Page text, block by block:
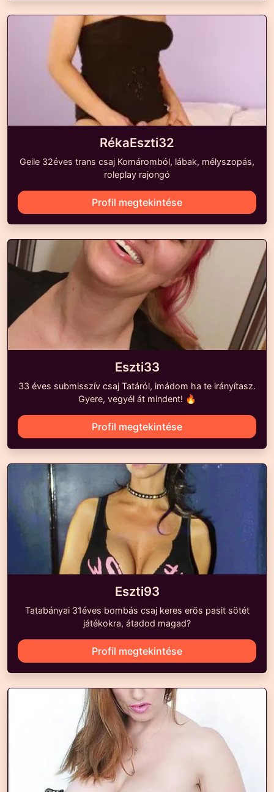
RékaEszti32
Geile 32éves trans csaj Komáromból, lábak, mélyszopás,
roleplay rajongó
Profil megtekintése
Eszti33
33 éves submisszív csaj Tatáról, imádom ha te irányítasz.
Gyere, vegyél át mindent! 🔥
Profil megtekintése
Eszti93
Tatabányai 31éves bombás csaj keres erős pasit sötét
játékokra, átadod magad?
Profil megtekintése